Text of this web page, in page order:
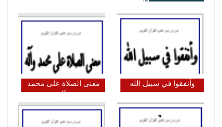
وأنفقوا في سبيل الله
معنى الصلاة على محمد
وآله